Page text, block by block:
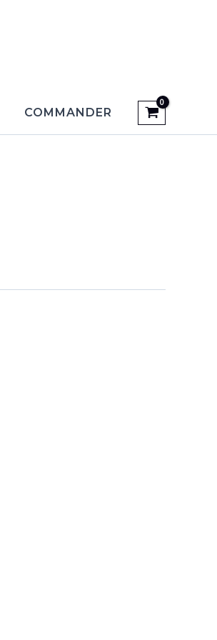
COMMANDER